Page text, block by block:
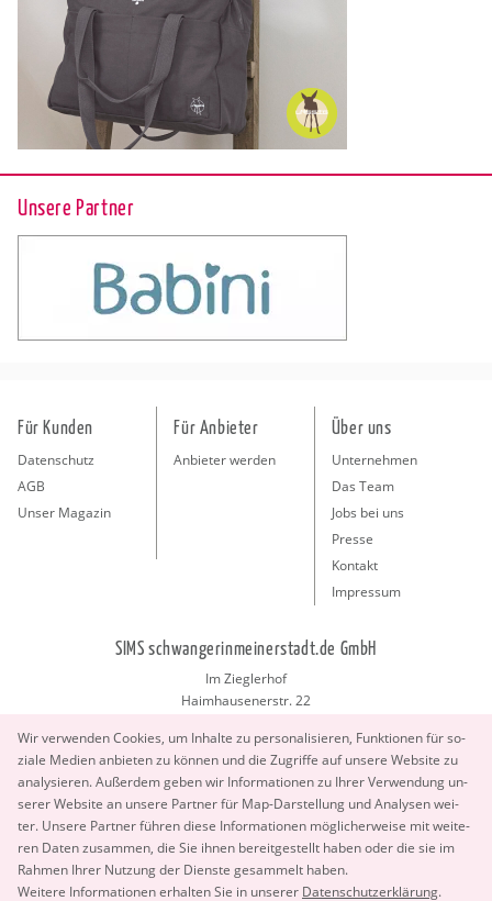
Unsere Partner
Wir ver­wen­den Coo­kies, um In­hal­te zu per­so­na­li­sie­ren, Funk­tio­nen für so­
zia­le Me­di­en an­bie­ten zu kön­nen und die Zu­grif­fe auf un­se­re Web­site zu
ana­ly­sie­ren. Au­ßer­dem geben wir In­for­ma­tio­nen zu Ihrer Ver­wen­dung un­
se­rer Web­site an un­se­re Part­ner für Map-Dar­stel­lung und Ana­ly­sen wei­
ter. Un­se­re Part­ner füh­ren diese In­for­ma­tio­nen mög­li­cher­wei­se mit wei­te­
ren Daten zu­sam­men, die Sie ihnen be­reit­ge­stellt haben oder die sie im
Rah­men Ihrer Nut­zung der Diens­te ge­sam­melt haben.
Wei­te­re In­for­ma­tio­nen er­hal­ten Sie in un­se­rer Da­ten­schut­z­er­klä­rung.
Für Kunden
Datenschutz
AGB
Unser Magazin
Für Anbieter
Anbieter werden
Über uns
Unternehmen
Das Team
Jobs bei uns
Presse
Kontakt
Impressum
SIMS schwangerinmeinerstadt.de GmbH
Im Zieglerhof
Haimhausenerstr. 22
info@schwangerinmeinerstadt.de
Copyright 2026 © SIMS schwangerinmeinerstadt.de GmbH.